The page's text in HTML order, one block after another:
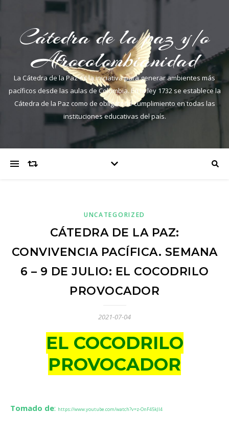
Cátedra de la paz y/o
Afrocolombianidad
La Cátedra de la Paz es la iniciativa para generar ambientes más
pacíficos desde las aulas de Colombia. En la ley 1732 se establece la
Cátedra de la Paz como de obligatorio cumplimiento en todas las
instituciones educativas del país.
UNCATEGORIZED
CÁTEDRA DE LA PAZ:
CONVIVENCIA PACÍFICA. SEMANA
6 – 9 DE JULIO: EL COCODRILO
PROVOCADOR
2021-07-04
EL COCODRILO
PROVOCADOR
Tomado de: https://www.youtube.com/watch?v=z-OnF45kJI4